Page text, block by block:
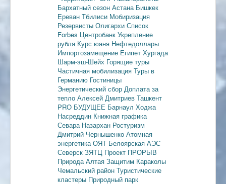
Бархатный сезон Астана Бишкек
Ереван Тбилиси Мобиризация
Резервисты Олигархи Список
Forbes Центробанк Укрепление
рубля Курс юаня Нефтедоллары
Импортозамещение Египет Хургада
Шарм-эш-Шейх Горящие туры
Частичная мобилизация Туры в
Германию Гостиницы
Энергетический сбор Доплата за
тепло Алексей Дмитриев Ташкент
PRO БУДУЩЕЕ Барнаул Ходжа
Насреддин Книжная графика
Севара Назархан Ростуризм
Дмитрий Чернышенко Атомная
энергетикаОЯТ Белоярская АЭС
Северск ЗЯТЦ Проект ПРОРЫВ
Природа Алтая Защитим Караколы
Чемальский район Туристические
кластеры Природный парк